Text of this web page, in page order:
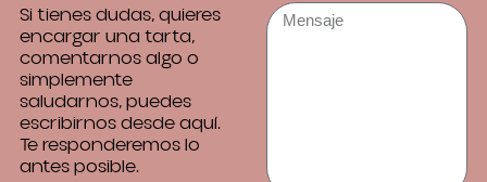
Si tienes dudas, quieres
encargar una tarta,
comentarnos algo o
simplemente
saludarnos, puedes
escribirnos desde aquí.
Te responderemos lo
antes posible.